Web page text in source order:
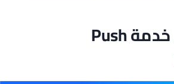
فوائد تنصيب خدمة Push